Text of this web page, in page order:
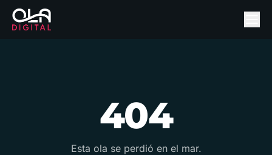
404
Esta ola se perdió en el mar.